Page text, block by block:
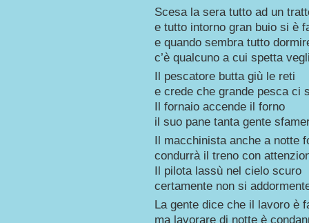
Scesa la sera tutto ad un
e tutto intorno gran buio si è
e quando sembra tutto
c’è qualcuno a cui spetta
Il pescatore butta giù le reti
e crede che grande pesca ci
Il fornaio accende il forno
il suo pane tanta gente
Il macchinista anche a notte
condurrà il treno con
Il pilota lassù nel cielo scuro
certamente non si
La gente dice che il lavoro è
ma lavorare di notte è